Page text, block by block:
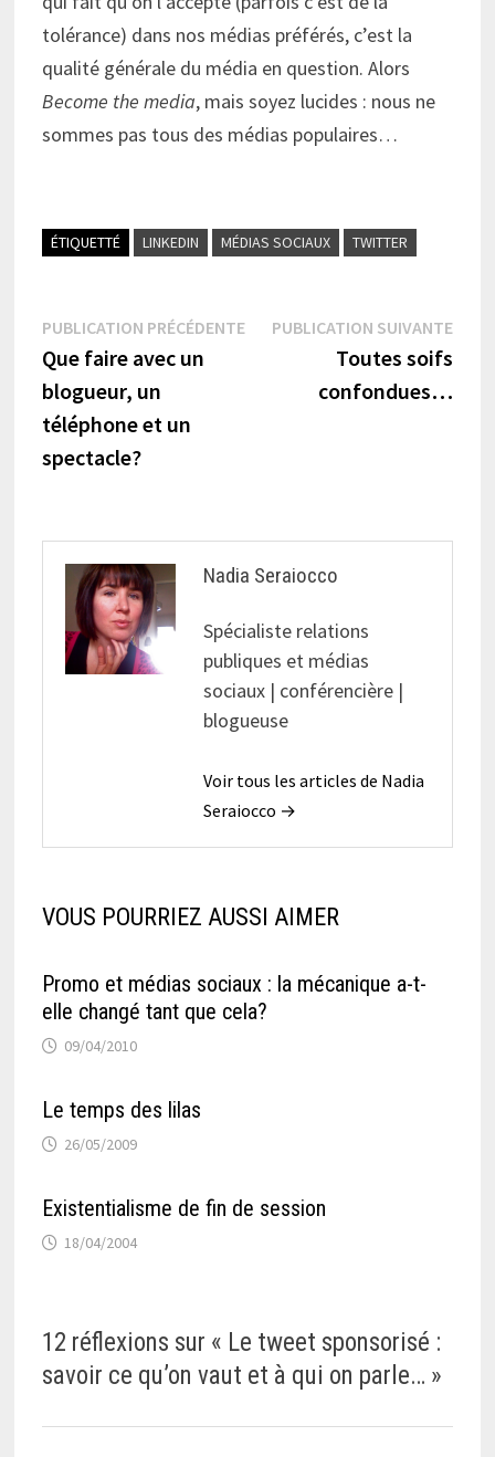
tolérance) dans nos médias préférés, c’est la
qualité générale du média en question. Alors
Become the media, mais soyez lucides : nous ne
sommes pas tous des médias populaires…
ÉTIQUETTÉ LINKEDIN MÉDIAS SOCIAUX TWITTER
Navigation
de
l’article
PUBLICATION PRÉCÉDENTEPublication
précédente :
Que faire avec un
blogueur, un
téléphone et un
spectacle?
PUBLICATION SUIVANTE
Toutes soifs
confondues…
Nadia Seraiocco
Spécialiste relations
publiques et médias
sociaux | conférencière |
blogueuse
Voir tous les articles de Nadia
Seraiocco →
VOUS POURRIEZ AUSSI AIMER
Promo et médias sociaux : la mécanique a-t-
elle changé tant que cela?
09/04/2010
Le temps des lilas
26/05/2009
Existentialisme de fin de session
18/04/2004
12 réflexions sur « Le tweet sponsorisé :
savoir ce qu’on vaut et à qui on parle… »